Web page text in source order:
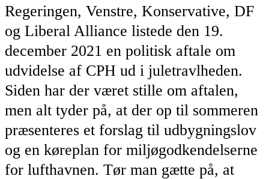
Regeringen, Venstre, Konservative, DF
og Liberal Alliance listede den 19.
december 2021 en politisk aftale om
udvidelse af CPH ud i juletravlheden.
Siden har der været stille om aftalen,
men alt tyder på, at der op til sommeren
præsenteres et forslag til udbygningslov
og en køreplan for miljøgodkendelserne
for lufthavnen. Tør man gætte på, at